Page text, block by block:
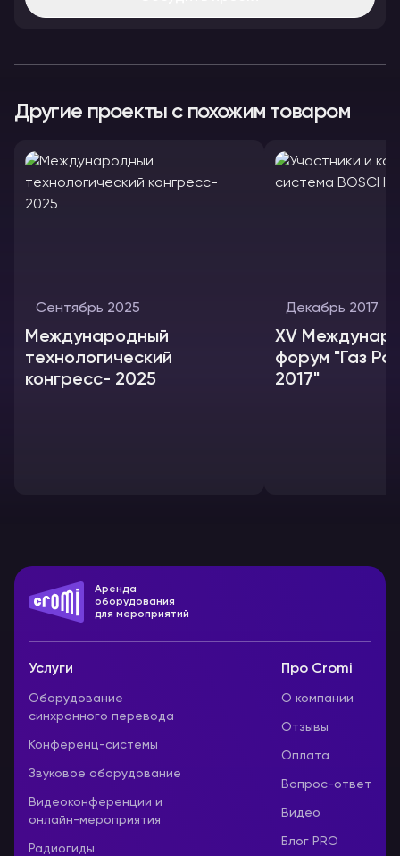
Другие проекты с похожим товаром
Сентябрь 2025
Международный
технологический
конгресс- 2025
Декабрь 2017
XV
форум "Газ
2017"
Аренда
оборудования
для мероприятий
Услуги
Оборудование
синхронного перевода
Конференц-системы
Звуковое оборудование
Видеоконференции и
онлайн-мероприятия
Радиогиды
Про Cromi
О компании
Отзывы
Оплата
Вопрос-ответ
Видео
Блог PRO